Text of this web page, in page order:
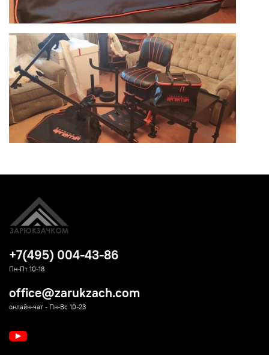
+7(495) 004-43-86
Пн-Пт 10-18
office@zarukzach.com
онлайн-чат - Пн-Вс 10-23